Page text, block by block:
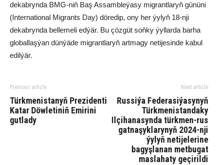
dekabrynda BMG-niň Baş Assambleýasy migrantlaryň gününi
(International Migrants Day) döredip, ony her ýylyň 18-nji
dekabrynda bellemeli edýär. Bu çözgüt soňky ýyllarda barha
globallaşýan dünýäde migrantlaryň artmagy netijesinde kabul
edilýär.
Previous article
Türkmenistanyň Prezidenti
Katar Döwletiniň Emirini
gutlady
Next article
Russiýa Federasiýasynyň
Türkmenistandaky
Ilçihanasynda türkmen-rus
gatnaşyklarynyň 2024-nji
ýylyň netijelerine
bagyşlanan metbugat
maslahaty geçirildi